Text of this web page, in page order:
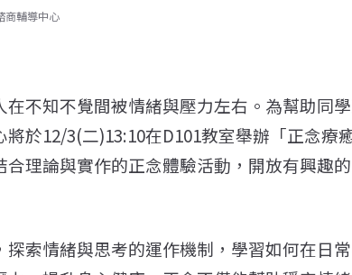
商輔導中心
不知不覺間被情緒與壓力左右。為幫助同
於12/3(二)13:10在D101教室舉辦「正念療
理論與實作的正念體驗活動，開放有興趣
索情緒與思考的運作機制，學習如何在日